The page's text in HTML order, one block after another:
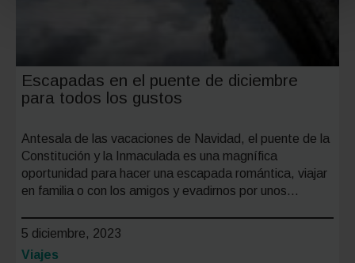
Escapadas en el puente de diciembre
para todos los gustos
Antesala de las vacaciones de Navidad, el puente de la
Constitución y la Inmaculada es una magnífica
oportunidad para hacer una escapada romántica, viajar
en familia o con los amigos y evadirnos por unos…
5 diciembre, 2023
Categoría:
Viajes